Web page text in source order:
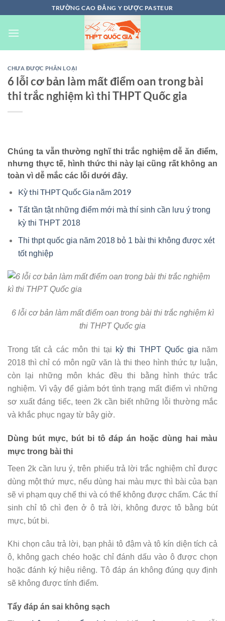
đến
nội
TRƯỜNG CAO ĐẲNG Y DƯỢC PASTEUR
CHƯA ĐƯỢC PHÂN LOẠI
6 lỗi cơ bản làm mất điểm oan trong bài
thi trắc nghiệm kì thi THPT Quốc gia
Chúng ta vẫn thường nghĩ thi trắc nghiệm dễ ăn điểm,
nhưng thực tế, hình thức thi này lại cũng rất không an
toàn vì dễ mắc các lỗi dưới đây.
Kỳ thi THPT Quốc Gia năm 2019
Tất tần tật những điểm mới mà thí sinh cần lưu ý trong
kỳ thi THPT 2018
Thi thpt quốc gia năm 2018 bỏ 1 bài thi không được xét
tốt nghiệp
6 lỗi cơ bản làm mất điểm oan trong bài thi trắc nghiệm kì
thi THPT Quốc gia
Trong tất cả các môn thi tại kỳ thi THPT Quốc gia năm
2018 thì chỉ có môn ngữ văn là thi theo hình thức tự luận,
còn lại những môn khác đều thi bằng hình thức trắc
nghiệm. Vì vậy để giảm bớt tình trạng mất điểm vì những
sơ xuất đáng tiếc, teen 2k cần biết những lỗi thường mắc
và khắc phục ngay từ bây giờ.
Dùng bút mực, bút bi tô đáp án hoặc dùng hai màu
mực trong bài thi
Teen 2k cần lưu ý, trên phiếu trả lời trắc nghiệm chỉ được
dùng một thứ mực, nếu dùng hai màu mực thì bài của bạn
sẽ vi phạm quy chế thi và có thể không được chấm. Các thí
sinh chỉ tô chì đen ở ô trả lời, không được tô bằng bút
mực, bút bi.
Khi chọn câu trả lời, bạn phải tô đậm và tô kín diện tích cả
ô, không gạch chéo hoặc chỉ đánh dấu vào ô được chọn
hoặc đánh ký hiệu riêng. Tô đáp án không đúng quy định
sẽ không được tính điểm.
Tẩy đáp án sai không sạch